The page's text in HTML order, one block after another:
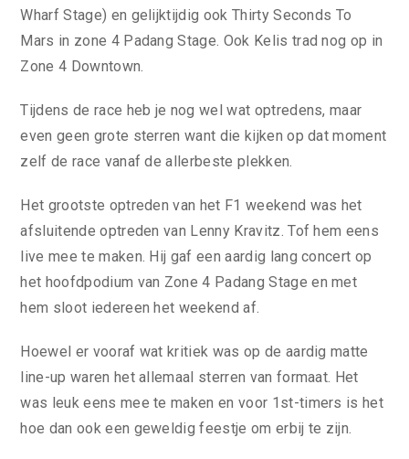
Wharf Stage) en gelijktijdig ook Thirty Seconds To
Mars in zone 4 Padang Stage. Ook Kelis trad nog op in
Zone 4 Downtown.
Tijdens de race heb je nog wel wat optredens, maar
even geen grote sterren want die kijken op dat moment
zelf de race vanaf de allerbeste plekken.
Het grootste optreden van het F1 weekend was het
afsluitende optreden van Lenny Kravitz. Tof hem eens
live mee te maken. Hij gaf een aardig lang concert op
het hoofdpodium van Zone 4 Padang Stage en met
hem sloot iedereen het weekend af.
Hoewel er vooraf wat kritiek was op de aardig matte
line-up waren het allemaal sterren van formaat. Het
was leuk eens mee te maken en voor 1st-timers is het
hoe dan ook een geweldig feestje om erbij te zijn.